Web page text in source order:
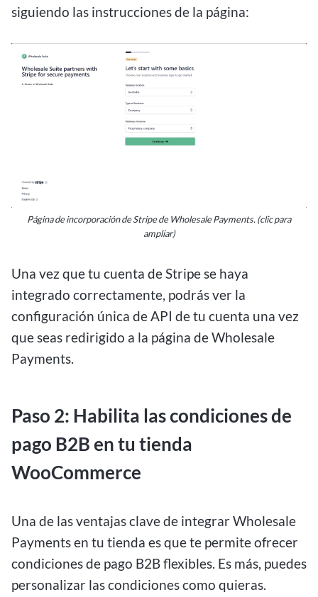
siguiendo las instrucciones de la página:
Página de incorporación de Stripe de Wholesale Payments. (clic para
ampliar)
Una vez que tu cuenta de Stripe se haya
integrado correctamente, podrás ver la
configuración única de API de tu cuenta una vez
que seas redirigido a la página de Wholesale
Payments.
Paso 2: Habilita las condiciones de
pago B2B en tu tienda
WooCommerce
Una de las ventajas clave de integrar Wholesale
Payments en tu tienda es que te permite ofrecer
condiciones de pago B2B flexibles. Es más, puedes
personalizar las condiciones como quieras.